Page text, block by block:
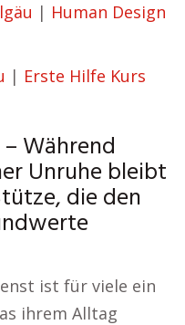
| Human Design
| Erste Hilfe Kurs
Während
Unruhe bleibt
die den
ist für viele ein
ihrem Alltag